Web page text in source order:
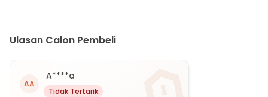
Ulasan Calon Pembeli
AA
A****a
Tidak Tertarik